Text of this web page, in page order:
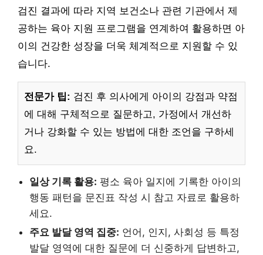
검진 결과에 따라 지역 보건소나 관련 기관에서 제
공하는 육아 지원 프로그램을 연계하여 활용하면 아
이의 건강한 성장을 더욱 체계적으로 지원할 수 있
습니다.
전문가 팁: 검진 후 의사에게 아이의 강점과 약점
에 대해 구체적으로 질문하고, 가정에서 개선하
거나 강화할 수 있는 방법에 대한 조언을 구하세
요.
일상 기록 활용: 평소 육아 일지에 기록한 아이의
행동 패턴을 문진표 작성 시 참고 자료로 활용하
세요.
주요 발달 영역 집중: 언어, 인지, 사회성 등 특정
발달 영역에 대한 질문에 더 신중하게 답변하고,